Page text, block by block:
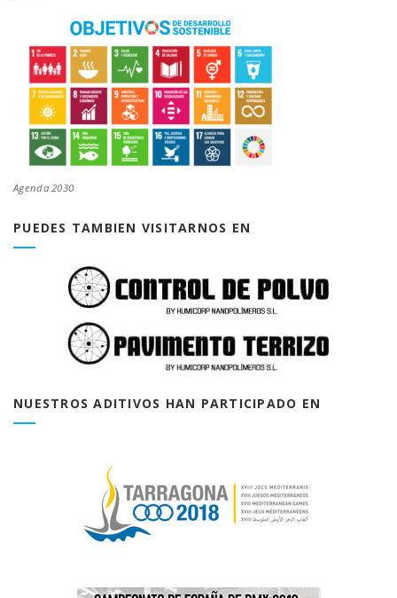
Agenda 2030
PUEDES TAMBIEN VISITARNOS EN
NUESTROS ADITIVOS HAN PARTICIPADO EN